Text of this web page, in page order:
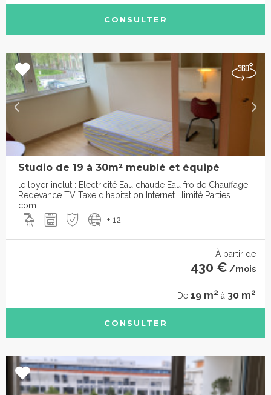
CONSULTER
Studio de 19 à 30m² meublé et équipé
le loyer inclut : Electricité Eau chaude Eau froide Chauffage
Redevance TV Taxe d’habitation Internet illimité Parties
com...
+ 12
À partir de
430 € /mois
De 19 m2 à 30 m2
CONSULTER